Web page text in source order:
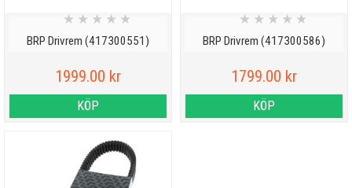
BRP Drivrem (417300551)
★ ★ ★ ★ ★
1999.00 kr
KÖP
BRP Drivrem (417300586)
★ ★ ★ ★ ★
1799.00 kr
KÖP